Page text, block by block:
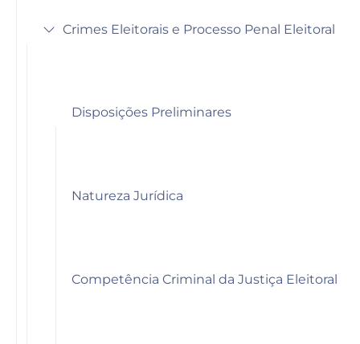
Crimes Eleitorais e Processo Penal Eleitoral
Disposições Preliminares
Natureza Jurídica
Competência Criminal da Justiça Eleitoral